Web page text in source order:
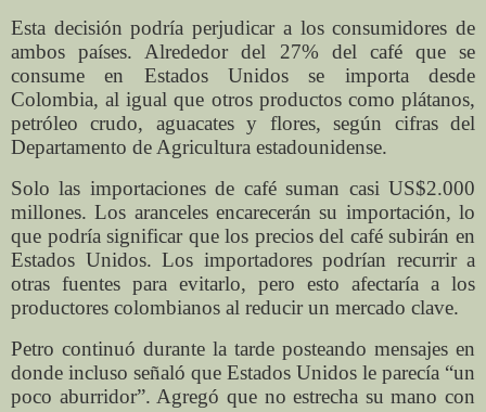
Esta decisión podría perjudicar a los consumidores de
ambos países. Alrededor del 27% del café que se
consume en Estados Unidos se importa desde
Colombia, al igual que otros productos como plátanos,
petróleo crudo, aguacates y flores, según cifras del
Departamento de Agricultura estadounidense.
Solo las importaciones de café suman casi US$2.000
millones. Los aranceles encarecerán su importación, lo
que podría significar que los precios del café subirán en
Estados Unidos. Los importadores podrían recurrir a
otras fuentes para evitarlo, pero esto afectaría a los
productores colombianos al reducir un mercado clave.
Petro continuó durante la tarde posteando mensajes en
donde incluso señaló que Estados Unidos le parecía “un
poco aburridor”. Agregó que no estrecha su mano con